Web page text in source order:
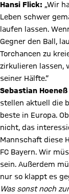
Hansi Flick: „Wir
Leben schwer
laufen lassen.
Gegner den Ball,
Torchancen zu
zirkulieren lassen,
seiner Hälfte.“
Sebastian
stellen aktuell die
beste in Europa.
nicht, das
Mannschaft diese
FC Bayern. Wir
sein. Außerdem
nur so klappt es
Was sonst noch